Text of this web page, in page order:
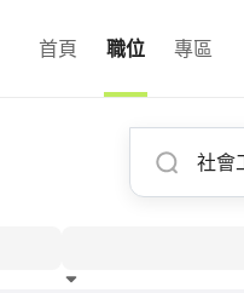
首頁 職位 專區